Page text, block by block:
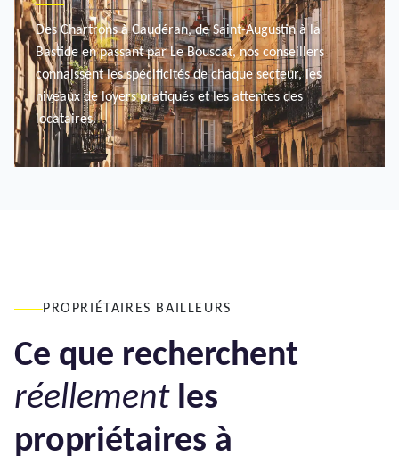
Des Chartrons à Caudéran, de Saint-Augustin à la
Bastide en passant par Le Bouscat, nos conseillers
connaissent les spécificités de chaque secteur, les
niveaux de loyers pratiqués et les attentes des
locataires.
PROPRIÉTAIRES BAILLEURS
Ce que recherchent
réellementles
propriétaires à